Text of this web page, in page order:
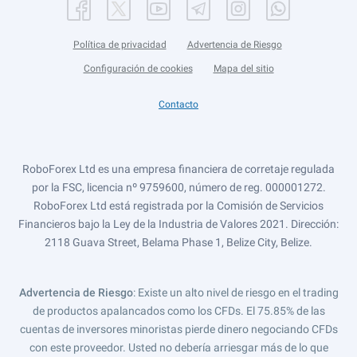
Política de privacidad Advertencia de Riesgo
Configuración de cookies Mapa del sitio
Contacto
RoboForex Ltd es una empresa financiera de corretaje regulada
por la FSC, licencia nº 9759600, número de reg. 000001272.
RoboForex Ltd está registrada por la Comisión de Servicios
Financieros bajo la Ley de la Industria de Valores 2021. Dirección:
2118 Guava Street, Belama Phase 1, Belize City, Belize.
Advertencia de Riesgo: Existe un alto nivel de riesgo en el trading
de productos apalancados como los CFDs. El 75.85% de las
cuentas de inversores minoristas pierde dinero negociando CFDs
con este proveedor. Usted no debería arriesgar más de lo que